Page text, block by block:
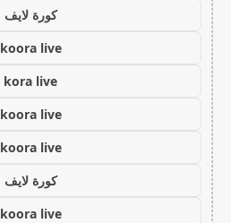
كورة لايف
koora live
kora live
koora live
koora live
كورة لايف
koora live